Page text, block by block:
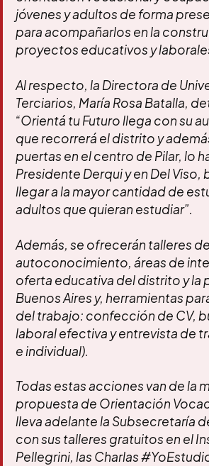
jóvenes y adultos de forma
para acompañarlos en la
proyectos educativos y
Al respecto, la Directora de
Terciarios, María Rosa Batalla,
“Orientá tu Futuro llega con su
que recorrerá el distrito y
puertas en el centro de Pilar, lo
Presidente Derqui y en Del Viso,
llegar a la mayor cantidad de
adultos que quieran estudiar”.
Además, se ofrecerán talleres de
autoconocimiento, áreas de
oferta educativa del distrito y la
Buenos Aires y, herramientas
del trabajo: confección de CV,
laboral efectiva y entrevista de
e individual).
Todas estas acciones van de la
propuesta de Orientación
lleva adelante la Subsecretaría
con sus talleres gratuitos en el
Pellegrini, las Charlas